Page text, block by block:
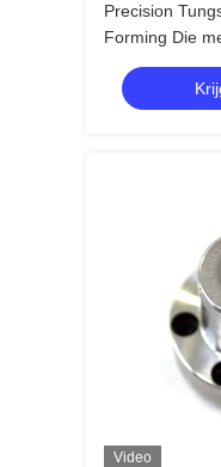
Precision
Forming Die
carbide
toepassingen
Video